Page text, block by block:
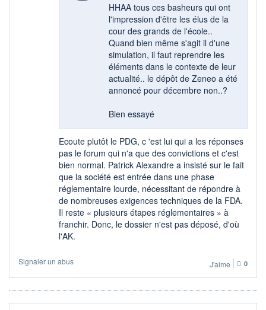
HHAA tous ces basheurs qui ont
l'impression d'être les élus de la
cour des grands de l'école..
Quand bien même s'agit il d'une
simulation, il faut reprendre les
éléments dans le contexte de leur
actualité.. le dépôt de Zeneo a été
annoncé pour décembre non..?
Bien essayé
Ecoute plutôt le PDG, c 'est lui qui a les réponses
pas le forum qui n'a que des convictions et c'est
bien normal. Patrick Alexandre a insisté sur le fait
que la société est entrée dans une phase
réglementaire lourde, nécessitant de répondre à
de nombreuses exigences techniques de la FDA.
Il reste « plusieurs étapes réglementaires » à
franchir. Donc, le dossier n'est pas déposé, d'où
l'AK.
Signaler un abus J'aime 0